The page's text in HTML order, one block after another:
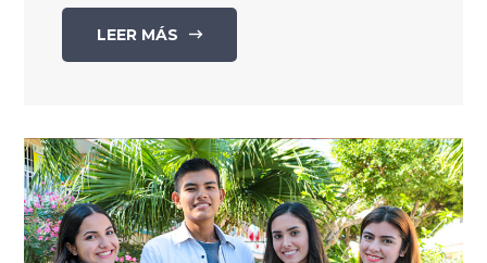
LEER MÁS